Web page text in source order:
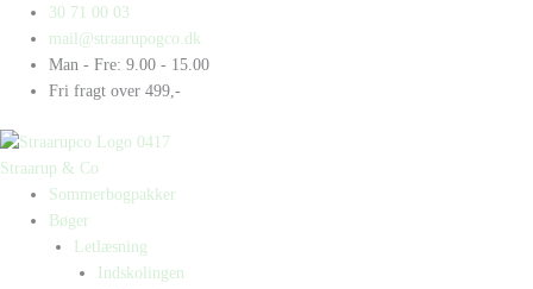
indholdet
30 71 00 03
mail@straarupogco.dk
Man - Fre: 9.00 - 15.00
Fri fragt over 499,-
Straarup & Co
Sommerbogpakker
Bøger
Letlæsning
Indskolingen
Products
search
Products
search
Carnivora